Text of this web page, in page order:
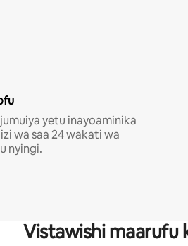
yetu inayoaminika
wa saa 24 wakati wa
nyingi.
Vistawishi maarufu